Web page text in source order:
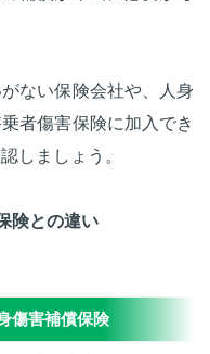
ない保険会社や、人身
者傷害保険に加入でき
しましょう。
険との違い
傷害補償保険